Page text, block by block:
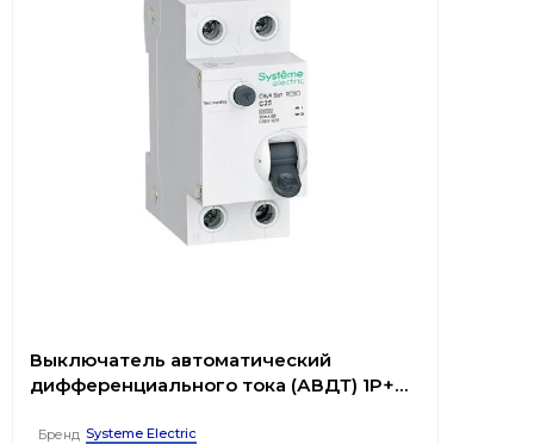
Выключатель автоматический
дифференциального тока (АВДТ) 1P+N
Бренд Systeme Electric